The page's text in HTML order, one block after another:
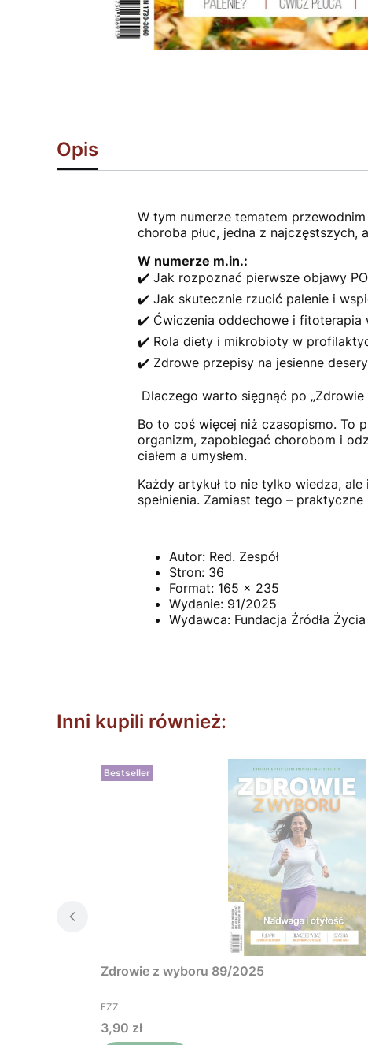
Opis
W tym numerze tematem
choroba płuc, jedna z najczęstszych,
W numerze m.in.:
✔️ Jak rozpoznać pierwsze objawy
✔️ Jak skutecznie rzucić palenie i
✔️ Ćwiczenia oddechowe i fitoterapia
✔️ Rola diety i mikrobioty w
✔️ Zdrowe przepisy na jesienne
Dlaczego warto sięgnąć po „Zdrowie
Bo to coś więcej niż czasopismo. To
organizm, zapobiegać chorobom i
ciałem a umysłem.
Każdy artykuł to nie tylko wiedza,
spełnienia. Zamiast tego –
Autor: Red. Zespół
Stron: 36
Format: 165 x 235
Wydanie: 91/2025
Wydawca: Fundacja Źródła Życia
Inni kupili również:
Bestseller
Zdrowie z wyboru 89/2025
PRODUCENT
FZZ
Cena
3,90 zł